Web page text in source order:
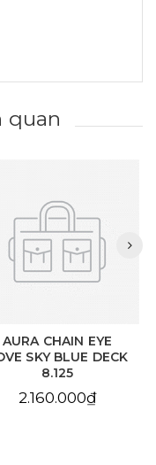
quan
AURA CHAIN EYE
SKY BLUE DECK
8.125
2.160.000₫